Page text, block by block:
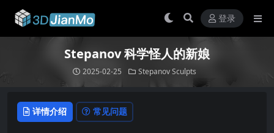
登录
Stepanov 科学怪人的新娘
2025-02-25 Stepanov Sculpts
详情介绍 常见问题